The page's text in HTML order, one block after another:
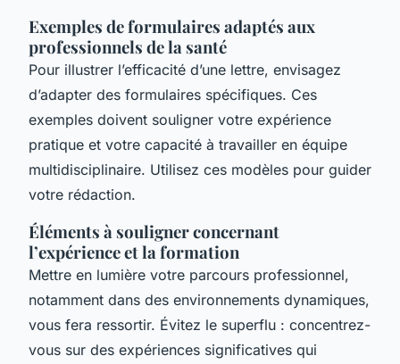
Exemples de formulaires adaptés aux
professionnels de la santé
Pour illustrer l’efficacité d’une lettre, envisagez
d’adapter des formulaires spécifiques. Ces
exemples doivent souligner votre expérience
pratique et votre capacité à travailler en équipe
multidisciplinaire. Utilisez ces modèles pour guider
votre rédaction.
Éléments à souligner concernant
l’expérience et la formation
Mettre en lumière votre parcours professionnel,
notamment dans des environnements dynamiques,
vous fera ressortir. Évitez le superflu : concentrez-
vous sur des expériences significatives qui